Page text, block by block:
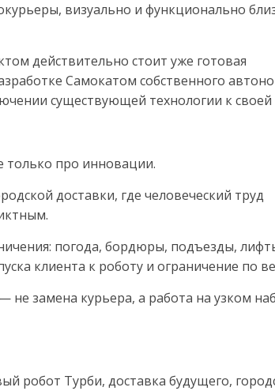
визуально и функционально
действительно стоит уже готовая
Самокатом собственного
существующей технологии к своей
только про инновации.
доставки, где человеческий труд
погода, бордюры, подъезды,
клиента к роботу и ограничение по
не замена курьера, а работа на узком
робот Турби, доставка будущего,